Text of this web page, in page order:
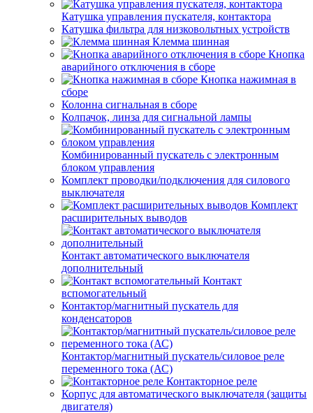
Катушка управления пускателя, контактора
Катушка фильтра для низковольтных устройств
Клемма шинная
Кнопка
аварийного отключения в сборе
Кнопка нажимная в
сборе
Колонна сигнальная в сборе
Колпачок, линза для сигнальной лампы
Комбинированный пускатель с электронным
блоком управления
Комплект проводки/подключения для силового
выключателя
Комплект
расширительных выводов
Контакт автоматического выключателя
дополнительный
Контакт
вспомогательный
Контактор/магнитный пускатель для
конденсаторов
Контактор/магнитный пускатель/силовое реле
переменного тока (АС)
Контакторное реле
Корпус для автоматического выключателя (защиты
двигателя)